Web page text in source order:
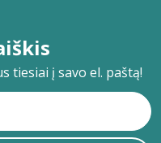
tiesiai į savo el. paštą!